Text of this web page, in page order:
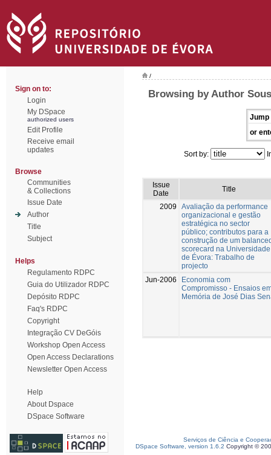
Sign on to:
Login
My DSpace
authorized users
Edit Profile
Receive email
updates
Browse
Communities
& Collections
Issue Date
Author
Title
Subject
Helps
Regulamento RDPC
Guia do Utilizador RDPC
Depósito RDPC
Faq's RDPC
Copyright
Integração CV DeGóis
Workshop Open Access
Open Access Declarations
Newsletter Open Access
Help
About Dspace
DSpace Software
/
Browsing by Author
Jump
or
Sort by:
Issue
Date
Title
2009
Avaliação da performance
organizacional e gestão
estratégica no sector
público; contributos para a
construção de um
scorecard na Universidade
de Évora: Trabalho de
projecto
Jun-2006
Economia com
Compromisso - Ensaios
Memória de José Dias
Serviços de Ciência e
DSpace Software, version 1.6.2 Copyright ©